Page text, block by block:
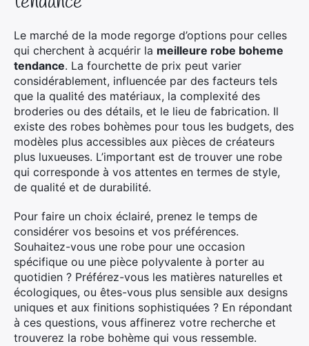
Le marché de la mode regorge d’options pour celles
qui cherchent à acquérir la meilleure robe boheme
tendance. La fourchette de prix peut varier
considérablement, influencée par des facteurs tels
que la qualité des matériaux, la complexité des
broderies ou des détails, et le lieu de fabrication. Il
existe des robes bohèmes pour tous les budgets, des
modèles plus accessibles aux pièces de créateurs
plus luxueuses. L’important est de trouver une robe
qui corresponde à vos attentes en termes de style,
de qualité et de durabilité.
Pour faire un choix éclairé, prenez le temps de
considérer vos besoins et vos préférences.
Souhaitez-vous une robe pour une occasion
spécifique ou une pièce polyvalente à porter au
quotidien ? Préférez-vous les matières naturelles et
écologiques, ou êtes-vous plus sensible aux designs
uniques et aux finitions sophistiquées ? En répondant
à ces questions, vous affinerez votre recherche et
trouverez la robe bohème qui vous ressemble.